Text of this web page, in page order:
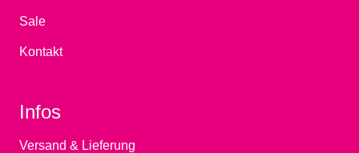
Sale
Kontakt
Infos
Versand & Lieferung